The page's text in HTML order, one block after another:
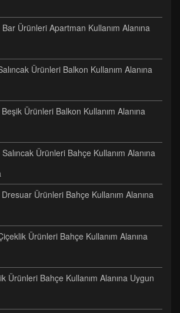
Ürünleri Apartman Kullanım Alanına
Ürünleri Balkon Kullanım Alanına
Ürünleri Balkon Kullanım Alanına
Salıncak Ürünleri Bahçe Kullanım Alanına
Ürünleri Bahçe Kullanım Alanına
Ürünleri Bahçe Kullanım Alanına
Ürünleri Bahçe Kullanım Alanına Uygun